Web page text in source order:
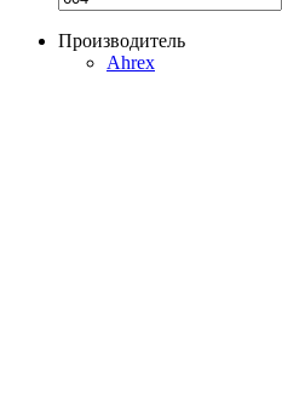
Производитель
Ahrex